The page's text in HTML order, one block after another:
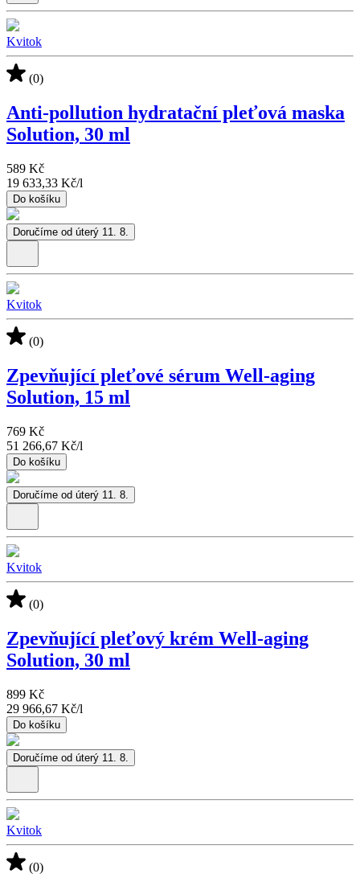
Kvitok
(0)
Anti-pollution hydratační pleťová maska
Solution, 30 ml
589 Kč
19 633,33 Kč/l
Do košíku
Doručíme od úterý 11. 8.
Kvitok
(0)
Zpevňující pleťové sérum Well-aging
Solution, 15 ml
769 Kč
51 266,67 Kč/l
Do košíku
Doručíme od úterý 11. 8.
Kvitok
(0)
Zpevňující pleťový krém Well-aging
Solution, 30 ml
899 Kč
29 966,67 Kč/l
Do košíku
Doručíme od úterý 11. 8.
Kvitok
(0)